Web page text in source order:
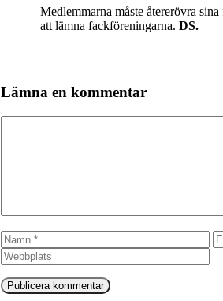
Medlemmarna måste återerövra
att lämna fackföreningarna. DS.
Lämna en kommentar
Namn
E-